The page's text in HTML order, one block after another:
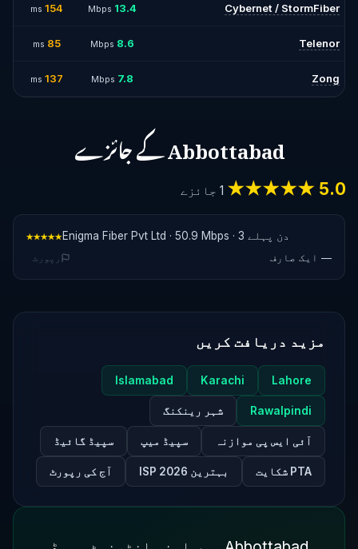
Cybernet / StormFiber
13.4
Mbps
154
ms
Telenor
8.6
Mbps
85
ms
Zong
7.8
Mbps
137
ms
Abbottabad کے جائزے
5.0 ★★★★★
★★★★★ Enigma Fiber Pvt Ltd · 50.9 Mbps · 3 دن پہلے
— ایک صارف رپورٹ
مزید دریافت کریں
Lahore
Karachi
Islamabad
Rawalpindi شہر رینکنگ
آئی ایس پی موازنہ سپیڈ میپ سپیڈ گائیڈ
PTA شکایت بہترین ISP 2026 آج کی رپورٹ